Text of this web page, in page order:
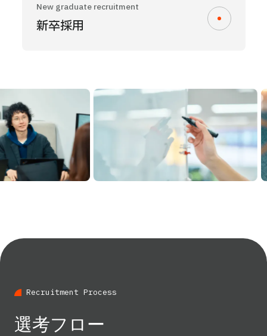
New graduate recruitment
新卒採用
Recruitment Process
選考フロー